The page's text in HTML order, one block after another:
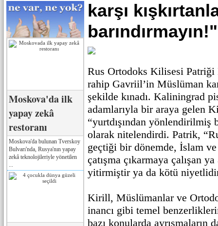
Moskova'da ilk
yapay zekâ
restoranı
Moskova'da bulunan Tverskoy
Bulvarı'nda, Rusya'nın yapay
zekâ teknolojileriyle yönetilen
karşı
barındırmayın!"
Rus Ortodoks Kilisesi
rahip Gavriil’in Müslüman
şekilde kınadı. Kaliningrad
adamlarıyla bir araya gelen
“yurtdışından yönlendirilmiş
olarak nitelendirdi. Patrik,
geçtiği bir dönemde, İslam
çatışma çıkarmaya çalışan ya
yitirmiştir ya da kötü
Kirill, Müslümanlar ve
inancı gibi temel
bazı konularda ayrışmaların